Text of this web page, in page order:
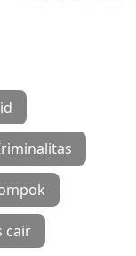
cair